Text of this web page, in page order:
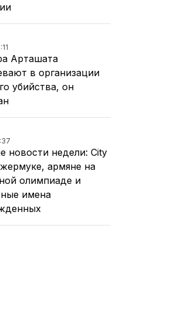
Арташата
в организации
убийства, он
новости недели: City
армяне на
олимпиаде и
имена